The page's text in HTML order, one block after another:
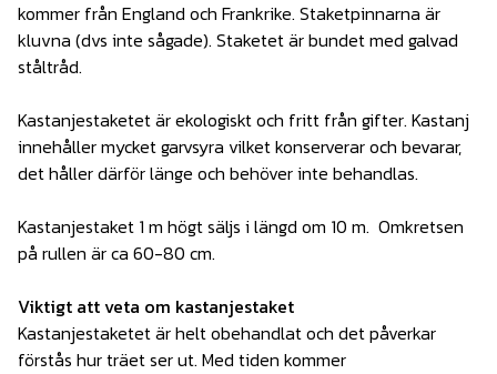
kommer från England och Frankrike. Staketpinnarna är
kluvna (dvs inte sågade). Staketet är bundet med galvad
ståltråd.
Kastanjestaketet är ekologiskt och fritt från gifter. Kastanj
innehåller mycket garvsyra vilket konserverar och bevarar,
det håller därför länge och behöver inte behandlas.
Kastanjestaket 1 m högt säljs i längd om 10 m. Omkretsen
på rullen är ca 60-80 cm.
Viktigt att veta om kastanjestaket
Kastanjestaketet är helt obehandlat och det påverkar
förstås hur träet ser ut. Med tiden kommer